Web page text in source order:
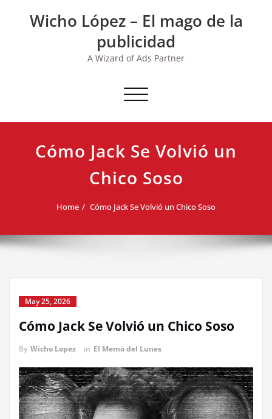
Wicho López – El mago de la
publicidad
A Wizard of Ads Partner
Toggle navigation
Cómo Jack Se Volvió un
Chico Soso
Home Cómo Jack Se Volvió un Chico Soso
May 25, 2026
Cómo Jack Se Volvió un Chico Soso
By Wicho Lopez in El Memo del Lunes